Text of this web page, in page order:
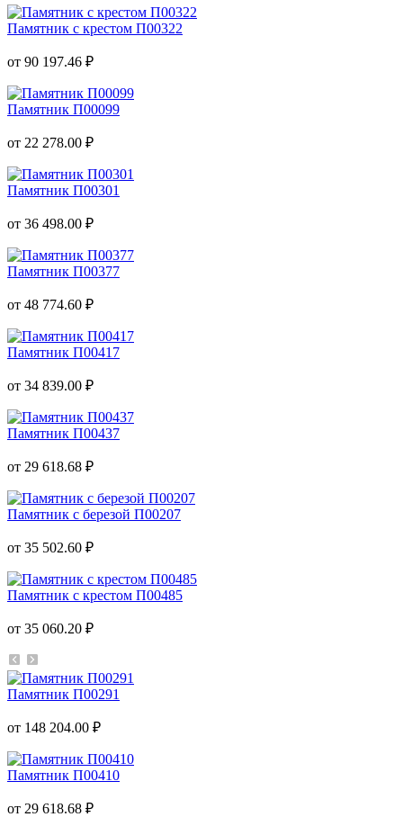
Памятник с крестом П00322
от 90 197.46 ₽
Памятник П00099
от 22 278.00 ₽
Памятник П00301
от 36 498.00 ₽
Памятник П00377
от 48 774.60 ₽
Памятник П00417
от 34 839.00 ₽
Памятник П00437
от 29 618.68 ₽
Памятник с березой П00207
от 35 502.60 ₽
Памятник с крестом П00485
от 35 060.20 ₽
Памятник П00291
от 148 204.00 ₽
Памятник П00410
от 29 618.68 ₽